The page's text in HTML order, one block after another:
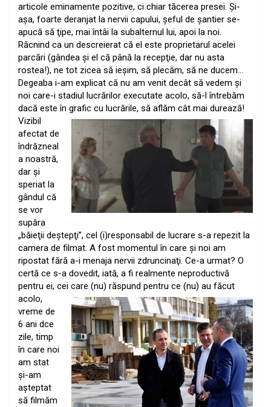
articole eminamente pozitive, ci chiar tăcerea presei. Şi-
aşa, foarte deranjat la nervii capului, şeful de şantier se-
apucă să ţipe, mai întâi la subalternul lui, apoi la noi.
Răcnind ca un descreierat că el este proprietarul acelei
parcări (gândea şi el că până la recepţie, dar nu asta
rostea!), ne tot zicea să ieşim, să plecăm, să ne ducem…
Degeaba i-am explicat că nu am venit decât să vedem şi
noi care-i stadiul lucrărilor executate acolo, să-l întrebăm
dacă este în grafic cu lucrările, să aflăm cât mai durează!
Vizibil
afectat de
îndrăzneal
a noastră,
dar şi
speriat la
gândul că
se vor
supăra
„băieţii deştepţi”, cel (i)responsabil de lucrare s-a repezit la
camera de filmat. A fost momentul în care şi noi am
ripostat fără a-i menaja nervii zdruncinaţi. Ce-a urmat? O
certă ce s-a dovedit, iată, a fi realmente neproductivă
pentru ei, cei care (nu) răspund pentru ce (nu) au făcut
acolo,
vreme de
6 ani dce
zile, timp
în care noi
am stat
şi-am
aşteptat
să filmăm